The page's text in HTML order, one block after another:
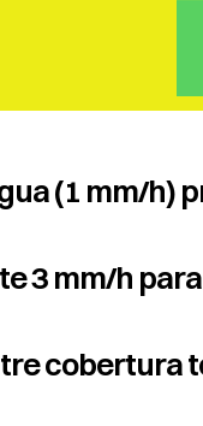
(1 mm/h)
3 mm/h
cobertura